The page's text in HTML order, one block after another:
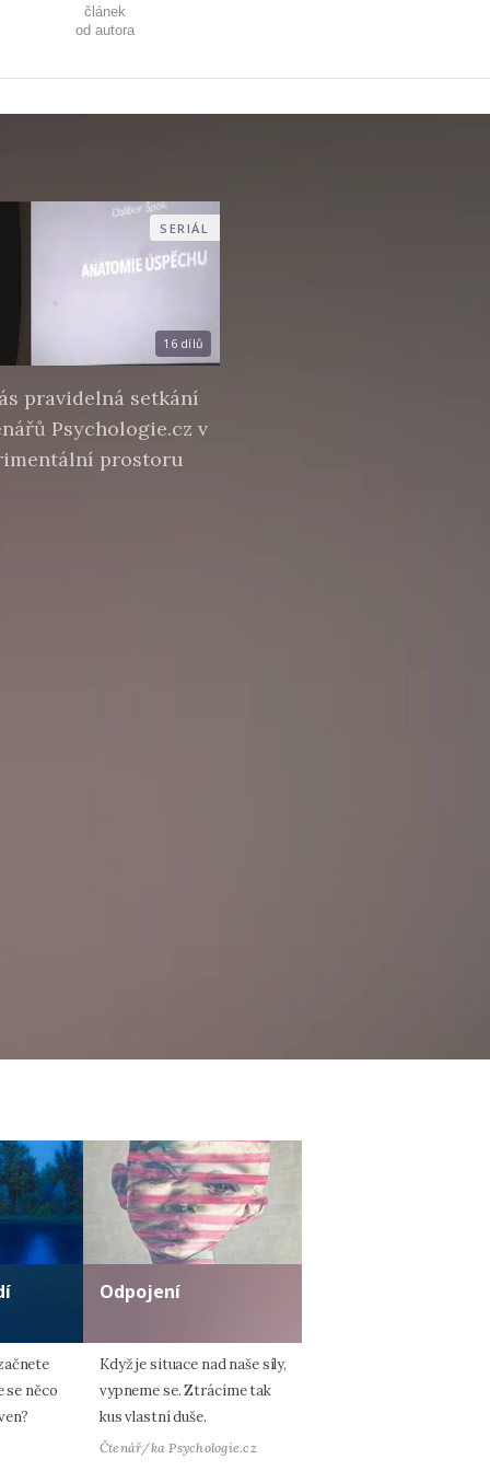
článek
od autora
SERIÁL
16 dílů
pravidelná setkání
Psychologie.cz v
prostoru
se něco
Odpojení
Když je situace nad naše síly,
vypneme se. Ztrácíme tak
kus vlastní duše.
Čtenář/ka Psychologie.cz